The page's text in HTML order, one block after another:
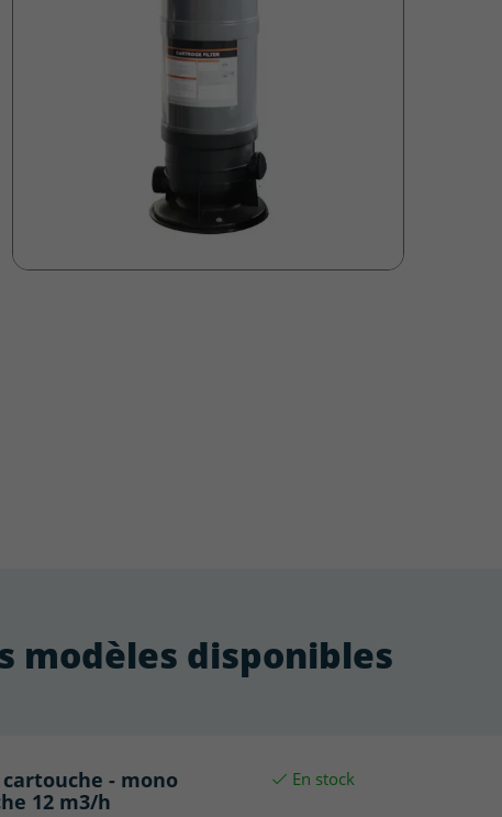
modèles disponibles
- mono
12 m3/h
En stock